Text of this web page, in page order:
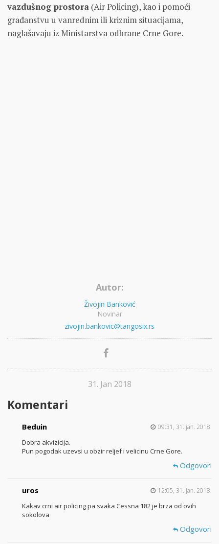
vazdušnog prostora (Air Policing), kao i pomoći
građanstvu u vanrednim ili kriznim situacijama,
naglašavaju iz Ministarstva odbrane Crne Gore.
Autor:
Živojin Banković
Novinar
zivojin.bankovic@tangosix.rs
31. Jan 2018
Komentari
Beduin 09:31, 31. jan. 2018.
Dobra akvizicija.
Pun pogodak uzevsi u obzir reljef i velicinu Crne Gore.
Odgovori
uros 12:05, 31. jan. 2018.
Kakav crni air policing pa svaka Cessna 182 je brza od ovih
sokolova
Odgovori